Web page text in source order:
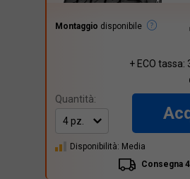
Montaggio disponibile
+ ECO tassa:
Quantità:
Disponibilità: Media
Consegna